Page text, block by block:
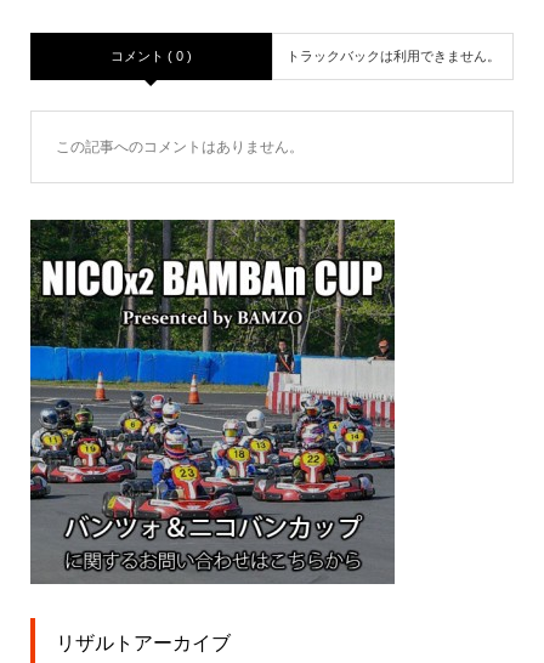
コメント ( 0 ) トラックバックは利用できません。
この記事へのコメントはありません。
リザルトアーカイブ